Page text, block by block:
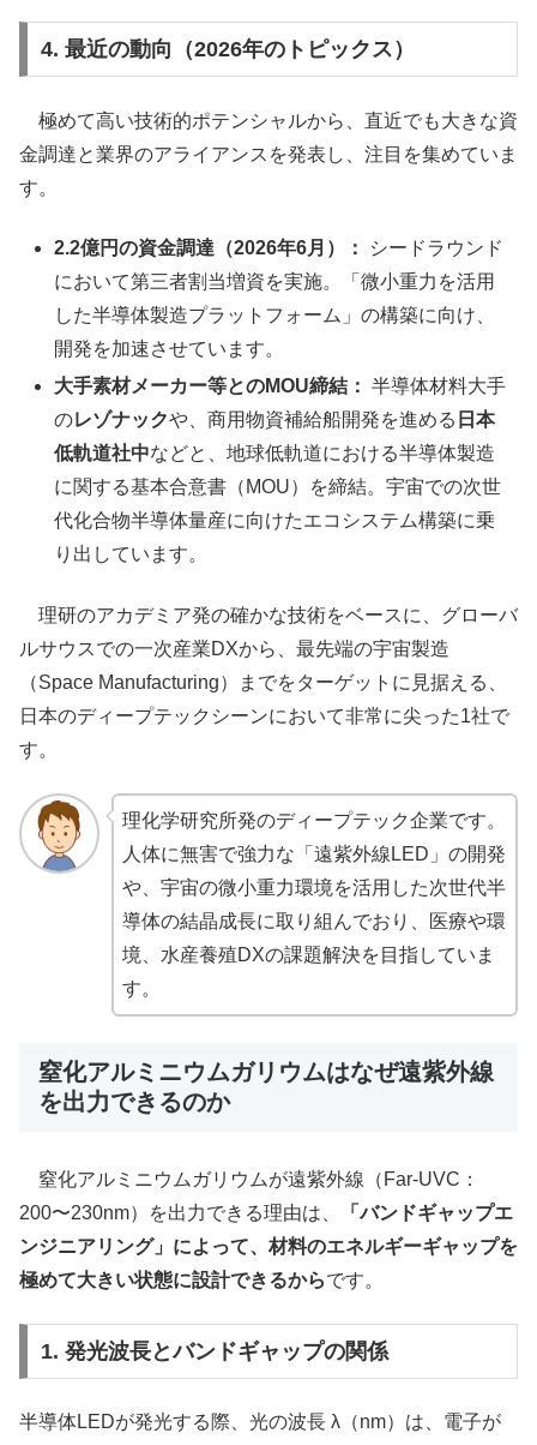
4. 最近の動向（2026年のトピックス）
極めて高い技術的ポテンシャルから、直近でも大きな資
金調達と業界のアライアンスを発表し、注目を集めていま
す。
2.2億円の資金調達（2026年6月）：
シードラウンド
において第三者割当増資を実施。「微小重力を活用
した半導体製造プラットフォーム」の構築に向け、
開発を加速させています。
大手素材メーカー等とのMOU締結： 半導体材料大手
のレゾナックや、商用物資補給船開発を進める 日本
低軌道社中などと、地球低軌道における半導体製造
に関する基本合意書（MOU）を締結。宇宙での次世
代化合物半導体量産に向けたエコシステム構築に乗
り出しています。
理研のアカデミア発の確かな技術をベースに、グローバ
ルサウスでの一次産業DXから、最先端の宇宙製造
（Space Manufacturing）までをターゲットに見据える、
日本のディープテックシーンにおいて非常に尖った1社で
す。
理化学研究所発のディープテック企業です。
人体に無害で強力な「遠紫外線LED」の開発
や、宇宙の微小重力環境を活用した次世代半
導体の結晶成長に取り組んでおり、医療や環
境、水産養殖DXの課題解決を目指していま
す。
窒化アルミニウムガリウムはなぜ遠紫外線
を出力できるのか
窒化アルミニウムガリウムが遠紫外線（Far-UVC：
200〜230nm）を出力できる理由は、
「バンドギャップエ
ンジニアリング」によって、材料のエネルギーギャップを
極めて大きい状態に設計できるからです。
1. 発光波長とバンドギャップの関係
半導体LEDが発光する際、光の波長 λ（nm）は、電子が